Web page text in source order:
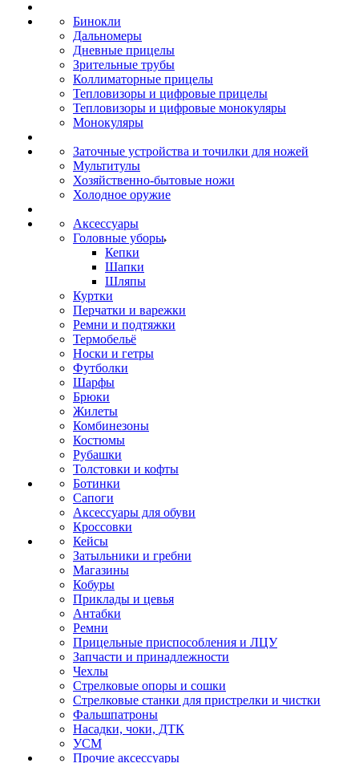
Бинокли
Дальномеры
Дневные прицелы
Зрительные трубы
Коллиматорные прицелы
Тепловизоры и цифровые прицелы
Тепловизоры и цифровые монокуляры
Монокуляры
Заточные устройства и точилки для ножей
Мультитулы
Хозяйственно-бытовые ножи
Холодное оружие
Аксессуары
Головные уборы
Кепки
Шапки
Шляпы
Куртки
Перчатки и варежки
Ремни и подтяжки
Термобельё
Носки и гетры
Футболки
Шарфы
Брюки
Жилеты
Комбинезоны
Костюмы
Рубашки
Толстовки и кофты
Ботинки
Сапоги
Аксессуары для обуви
Кроссовки
Кейсы
Затыльники и гребни
Магазины
Кобуры
Приклады и цевья
Антабки
Ремни
Прицельные приспособления и ЛЦУ
Запчасти и принадлежности
Чехлы
Стрелковые опоры и сошки
Стрелковые станки для пристрелки и чистки
Фальшпатроны
Насадки, чоки, ДТК
УСМ
Прочие аксессуары